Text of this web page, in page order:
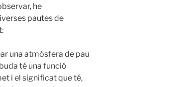
he
pautes de
una atmósfera de pau
té una funció
i el significat que té,